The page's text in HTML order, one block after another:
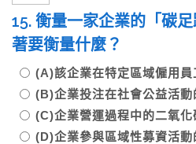
15. 衡量一家企業的「碳
著要衡量什麼？
(A)該企業在特定區域僱用
(B)企業投注在社會公益活
(C)企業營運過程中的二氧
(D)企業參與區域性募資活動